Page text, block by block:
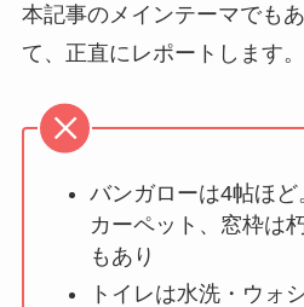
本記事のメインテーマでも
て、正直にレポートします。
バンガローは4帖ほ
カーペット、窓枠は
もあり
トイレは水洗・ウォ